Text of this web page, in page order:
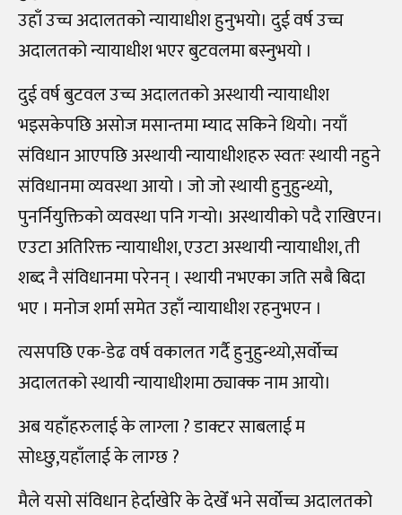
उहाँ उच्च अदालतको न्यायाधीश हुनुभयो। दुई वर्ष उच्च
अदालतको न्यायाधीश भएर बुटवलमा बस्नुभयो ।
दुई वर्ष बुटवल उच्च अदालतको अस्थायी न्यायाधीश
भइसकेपछि असोज मसान्तमा म्याद सकिने थियो। नयाँ
संविधान आएपछि अस्थायी न्यायाधीशहरु स्वतः स्थायी नहुने
संविधानमा व्यवस्था आयो । जो जो स्थायी हुनुहुन्थ्यो,
पुनर्नियुक्तिको व्यवस्था पनि गर्‍यो। अस्थायीको पदै राखिएन।
एउटा अतिरिक्त न्यायाधीश, एउटा अस्थायी न्यायाधीश, ती
शब्द नै संविधानमा परेनन् । स्थायी नभएका जति सबै बिदा
भए । मनोज शर्मा समेत उहाँ न्यायाधीश रहनुभएन ।
त्यसपछि एक-डेढ वर्ष वकालत गर्दै हुनुहुन्थ्यो,सर्वोच्च
अदालतको स्थायी न्यायाधीशमा ठ्याक्क नाम आयो।
अब यहाँहरुलाई के लाग्ला ? डाक्टर साबलाई म
सोध्छु,यहाँलाई के लाग्छ ?
मैले यसो संविधान हेर्दाखेरि के देखेँ भने सर्वोच्च अदालतको